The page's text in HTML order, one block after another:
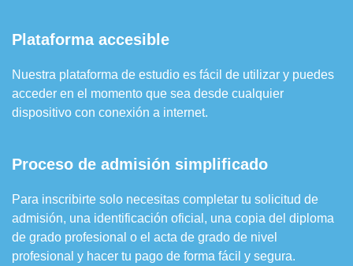
Plataforma accesible
Nuestra plataforma de estudio es fácil de utilizar y puedes
acceder en el momento que sea desde cualquier
dispositivo con conexión a internet.
Proceso de admisión simplificado
Para inscribirte solo necesitas completar tu solicitud de
admisión, una identificación oficial, una copia del diploma
de grado profesional o el acta de grado de nivel
profesional y hacer tu pago de forma fácil y segura.